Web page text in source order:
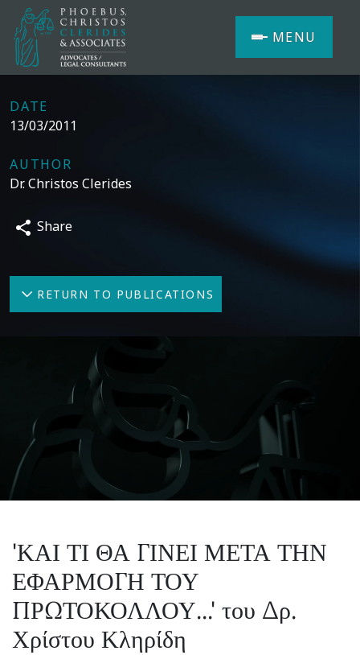
MENU
DATE
13/03/2011
AUTHOR
Dr. Christos Clerides
Share
RETURN TO PUBLICATIONS
'ΚΑΙ ΤΙ ΘΑ ΓΙΝΕΙ ΜΕΤΑ ΤΗΝ
ΕΦΑΡΜΟΓΗ ΤΟΥ
ΠΡΩΤΟΚΟΛΛΟΥ...' του Δρ.
Χρίστου Κληρίδη